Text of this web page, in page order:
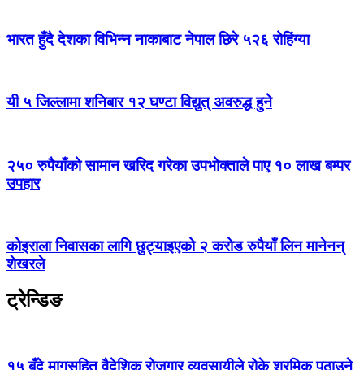
भारत हुँदै देशका विभिन्न नाकाबाट नेपाल छिरे ५२६ रोहिंग्या
यी ५ जिल्लामा शनिबार १२ घण्टा विद्युत् अवरुद्ध हुने
२५० रुपैयाँको सामान खरिद गरेका उपभोक्ताले पाए १० लाख बम्पर
उपहार
कोइराला निवासका लागि छुट्याइएको २ करोड रुपैयाँ लिन मानेनन्
शेखरले
ट्रेन्डिङ
१५ बुँदे मागसहित वैदेशिक रोजगार व्यवसायीले रोके श्रमिक पठाउने